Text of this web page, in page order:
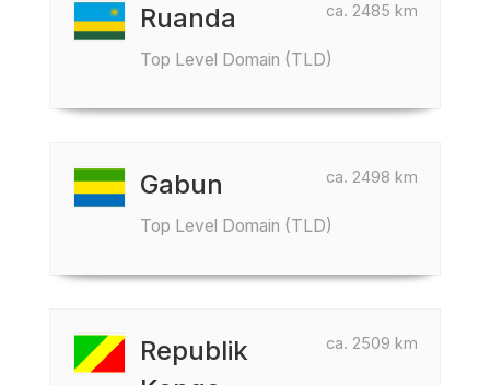
ca. 2485 km
Ruanda
Top Level Domain (TLD)
ca. 2498 km
Gabun
Top Level Domain (TLD)
ca. 2509 km
Republik